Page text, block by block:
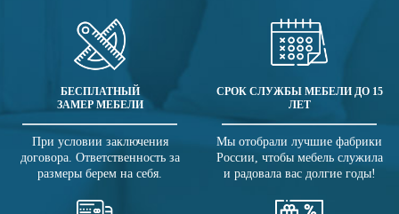
БЕСПЛАТНЫЙ
ЗАМЕР МЕБЕЛИ
При условии заключения
договора. Ответственность за
размеры берем на себя.
СРОК СЛУЖБЫ МЕБЕЛИ ДО 15
ЛЕТ
Мы отобрали лучшие фабрики
России, чтобы мебель служила
и радовала вас долгие годы!